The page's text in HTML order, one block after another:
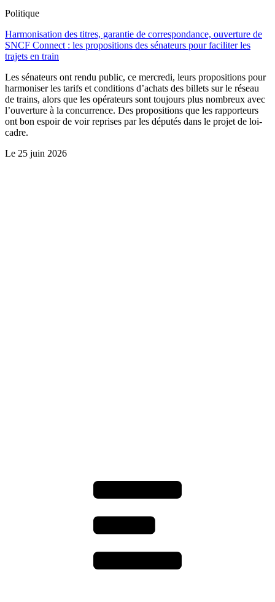
Politique
Harmonisation des titres, garantie de correspondance, ouverture de
SNCF Connect : les propositions des sénateurs pour faciliter les
trajets en train
Les sénateurs ont rendu public, ce mercredi, leurs propositions pour
harmoniser les tarifs et conditions d’achats des billets sur le réseau
de trains, alors que les opérateurs sont toujours plus nombreux avec
l’ouverture à la concurrence. Des propositions que les rapporteurs
ont bon espoir de voir reprises par les députés dans le projet de loi-
cadre.
Le 25 juin 2026